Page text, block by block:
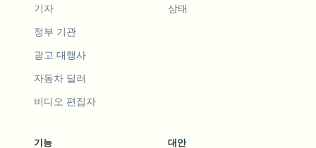
기자
정부 기관
광고 대행사
자동차 딜러
비디오 편집자
상태
기능 대안